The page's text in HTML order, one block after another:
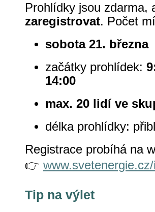
Prohlídky jsou zdarma,
zaregistrovat. Počet
sobota 21. března
začátky prohlídek:
14:00
max. 20 lidí ve
délka prohlídky:
Registrace probíhá na
👉
Tip na výlet